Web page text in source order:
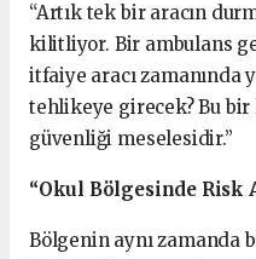
“Artık tek bir aracın
kilitliyor. Bir ambulans
itfaiye aracı zamanında
tehlikeye girecek? Bu
güvenliği meselesidir.”
“Okul Bölgesinde Risk
Bölgenin aynı zamanda